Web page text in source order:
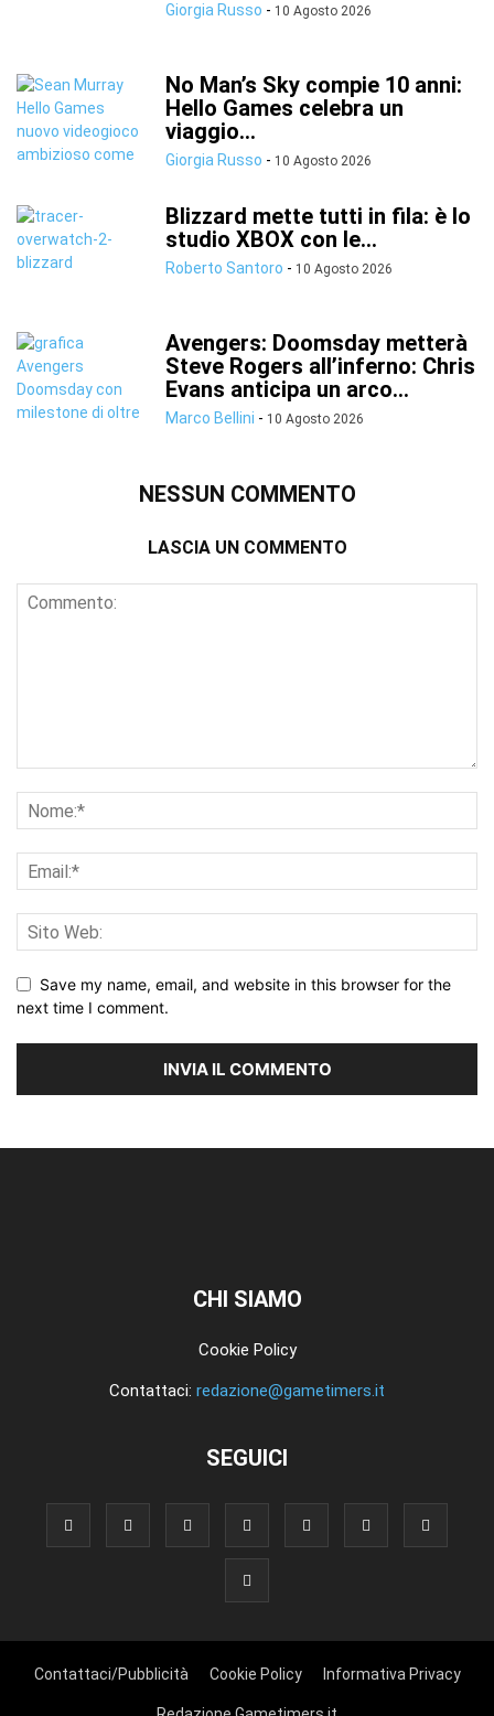
Giorgia Russo - 10 Agosto 2026
No Man’s Sky compie 10 anni:
Hello Games celebra un
viaggio...
Giorgia Russo - 10 Agosto 2026
Blizzard mette tutti in fila: è lo
studio XBOX con le...
Roberto Santoro - 10 Agosto 2026
Avengers: Doomsday metterà
Steve Rogers all’inferno: Chris
Evans anticipa un arco...
Marco Bellini - 10 Agosto 2026
NESSUN COMMENTO
LASCIA UN COMMENTO
Save my name, email, and website in this browser for the
next time I comment.
CHI SIAMO
Cookie Policy
Contattaci: redazione@gametimers.it
SEGUICI
Contattaci/Pubblicità Cookie Policy Informativa Privacy